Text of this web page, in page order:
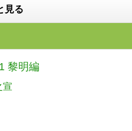
見る
黎明編
宣